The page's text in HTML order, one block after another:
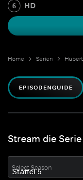
6 HD
Home Serien
EPISODENGUIDE
Stream die
Select Season